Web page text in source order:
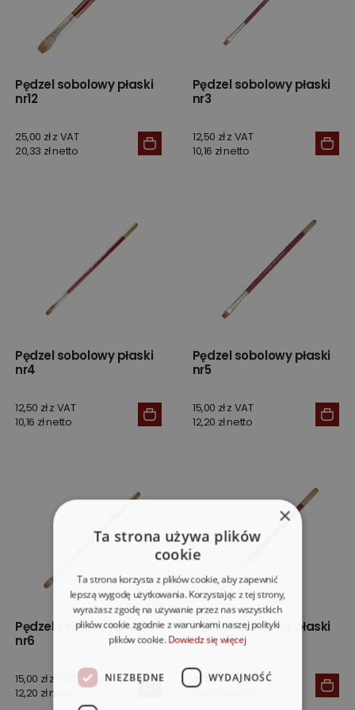
Pędzel sobolowy płaski
nr12
25,00 zł z VAT
20,33 zł netto
Pędzel sobolowy płaski
nr3
12,50 zł z VAT
10,16 zł netto
Pędzel sobolowy płaski
nr4
12,50 zł z VAT
10,16 zł netto
Pędzel sobolowy płaski
nr5
15,00 zł z VAT
12,20 zł netto
Pędzel sobolowy płaski
nr6
15,00 zł z VAT
12,20 zł netto
Pędzel sobolowy płaski
nr7
19,00 zł z VAT
15,45 zł netto
×
Ta strona używa plików
cookie
Ta strona korzysta z plików cookie, aby zapewnić
lepszą wygodę użytkowania. Korzystając z tej strony,
wyrażasz zgodę na używanie przez nas wszystkich
plików cookie zgodnie z warunkami naszej polityki
plików cookie.Dowiedz się więcej
NIEZBĘDNE WYDAJNOŚĆ